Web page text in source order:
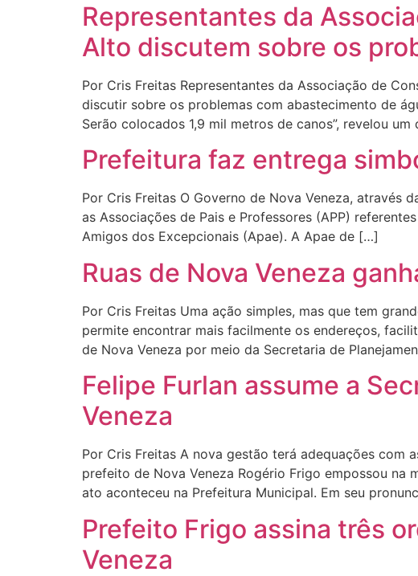
Representantes da
Alto discutem sobre os
Por Cris Freitas Representantes da Associação de
discutir sobre os problemas com abastecimento de
Serão colocados 1,9 mil metros de canos”, revelou
Prefeitura faz entrega
Por Cris Freitas O Governo de Nova Veneza, através
as Associações de Pais e Professores (APP)
Amigos dos Excepcionais (Apae). A Apae de […]
Ruas de Nova Veneza
Por Cris Freitas Uma ação simples, mas que tem
permite encontrar mais facilmente os endereços,
de Nova Veneza por meio da Secretaria de
Felipe Furlan assume a
Veneza
Por Cris Freitas A nova gestão terá adequações com
prefeito de Nova Veneza Rogério Frigo empossou na
ato aconteceu na Prefeitura Municipal. Em seu
Prefeito Frigo assina três
Veneza